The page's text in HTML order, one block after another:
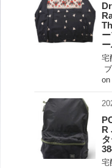
宅
on
rd
R
宅